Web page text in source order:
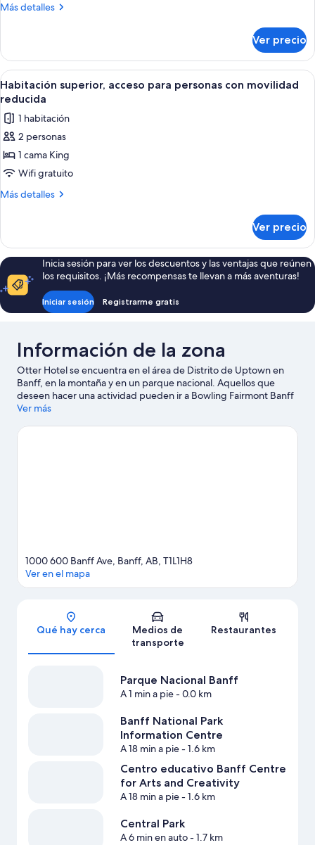
vista
montaña
Más detalles
Más
estudio
superior,
balcón,
vista
la
montaña
Ver precio
Abrir
todas
las
fotos
de
Habitación
superior,
acceso
con
movilidad
reducida
Una habitación de hotel moderna
6
Habitación superior, acceso para personas con movilidad
reducida
1 habitación
2 personas
1 cama King
Wifi gratuito
Más detalles
Más
superior,
acceso
para
personas
con
movilidad
Ver precio
Inicia sesión para ver los descuentos y las ventajas que reúnen
los requisitos. ¡Más recompensas te llevan a más aventuras!
Iniciar sesión Registrarme gratis
Información de la zona
Otter Hotel se encuentra en el área de Distrito de Uptown en
Banff, en la montaña y en un parque nacional. Aquellos que
deseen hacer una actividad pueden ir a Bowling Fairmont Banff
Springs y Banff Gondola, mientras que quienes quieran apreciar
Mountain y Upper Hot Springs. ¿Quieres asistir a un evento o
Ver más
Sección del mapa
1000 600 Banff Ave, Banff, AB, T1L1H8
Ver en el mapa
Qué hay cerca
Medios de
transporte
Restaurantes
Parque Nacional Banff
A 1 min a pie- 0.0 km
Banff National Park
Information Centre
A 18 min a pie- 1.6 km
Centro educativo Banff Centre
for Arts and Creativity
A 18 min a pie- 1.6 km
Central Park
A 6 min en auto- 1.7 km